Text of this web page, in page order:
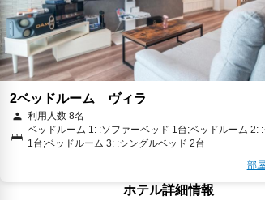
2ベッドルーム ヴィラ
利用人数 8名
ベッドルーム 1: :ソファーベッド 1台;ベッドルーム 2:
1台;ベッドルーム 3: :シングルベッド 2台
部
ホテル詳細情報